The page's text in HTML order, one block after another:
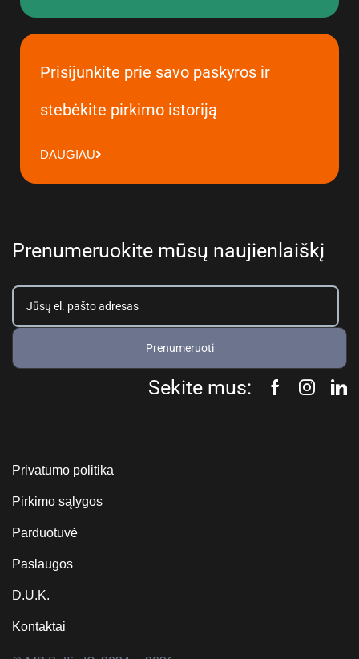
Prisijunkite prie savo paskyros ir
stebėkite pirkimo istoriją
DAUGIAU
Prenumeruokite mūsų naujienlaiškį
Prenumeruoti
Sekite mus:
Privatumo politika
Pirkimo sąlygos
Parduotuvė
Paslaugos
D.U.K.
Kontaktai